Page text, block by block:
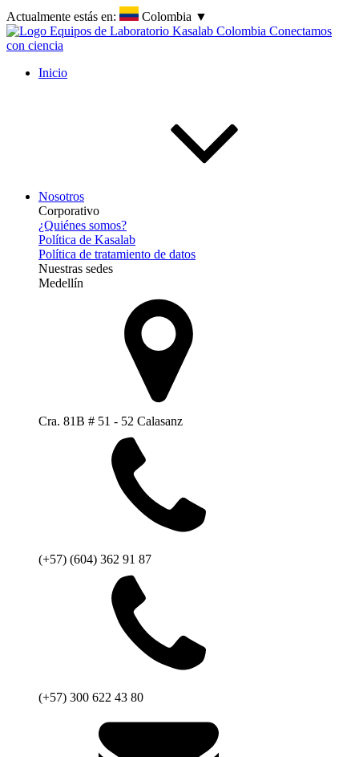
Actualmente estás en: Colombia ▼
Inicio
Nosotros
Corporativo
¿Quiénes somos?
Política de Kasalab
Política de tratamiento de datos
Nuestras sedes
Medellín
Cra. 81B # 51 - 52 Calasanz
(+57) (604) 362 91 87
(+57) 300 622 43 80